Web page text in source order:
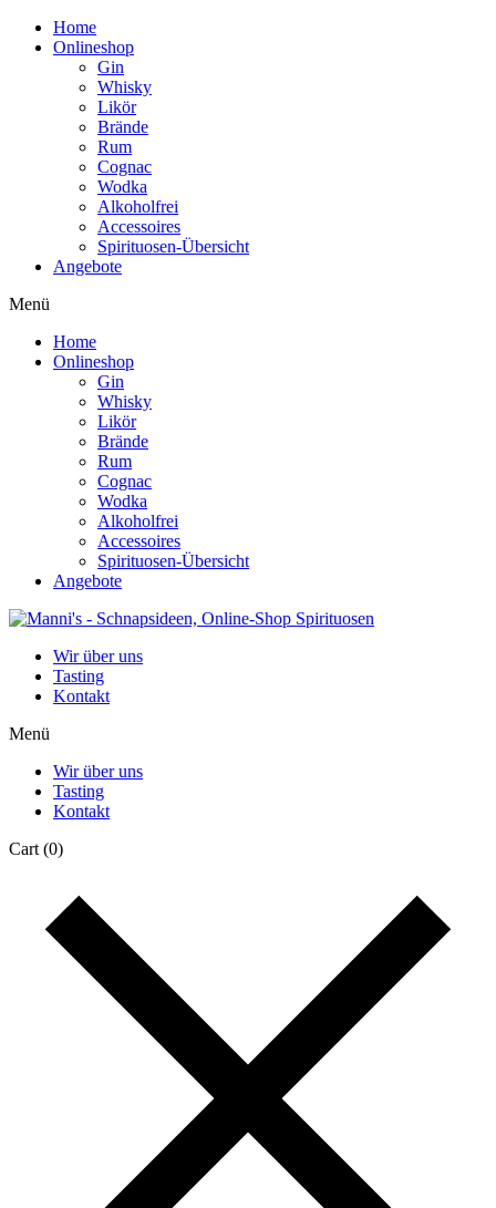
Home
Onlineshop
Gin
Whisky
Likör
Brände
Rum
Cognac
Wodka
Alkoholfrei
Accessoires
Spirituosen-Übersicht
Angebote
Menü
Home
Onlineshop
Gin
Whisky
Likör
Brände
Rum
Cognac
Wodka
Alkoholfrei
Accessoires
Spirituosen-Übersicht
Angebote
Wir über uns
Tasting
Kontakt
Menü
Wir über uns
Tasting
Kontakt
Cart (0)